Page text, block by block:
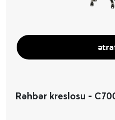
Rəhbər kreslosu -